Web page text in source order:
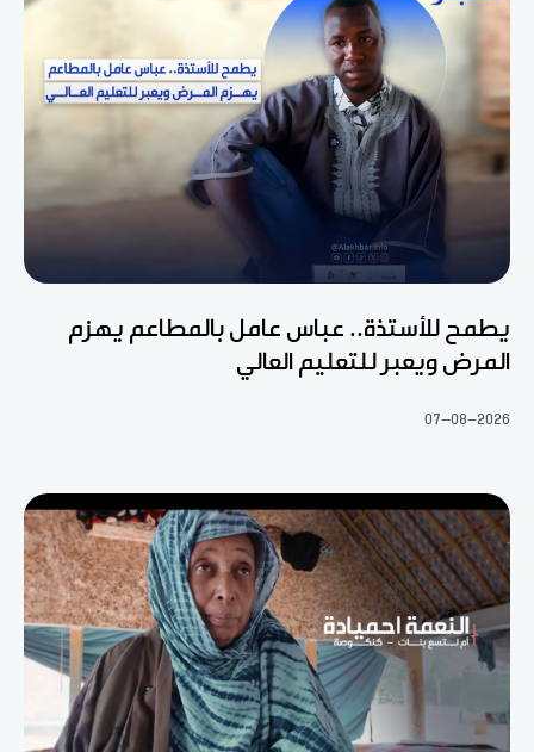
يطمح للأستذة.. عباس عامل بالمطاعم يهزم
المرض ويعبر للتعليم العالي
07-08-2026